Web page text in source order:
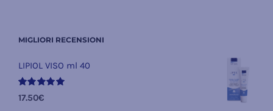
MIGLIORI RECENSIONI
LIPIOL VISO ml 40
Valutato
17.50€